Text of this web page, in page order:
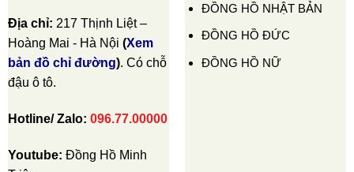
Địa chỉ: 217 Thịnh Liệt –
Hoàng Mai - Hà Nội (Xem
bản đồ chỉ đường). Có chỗ
đậu ô tô.
Hotline/ Zalo: 096.77.00000
Youtube: Đồng Hồ Minh
ĐỒNG HỒ NHẬT BẢN
ĐỒNG HỒ ĐỨC
ĐỒNG HỒ NỮ